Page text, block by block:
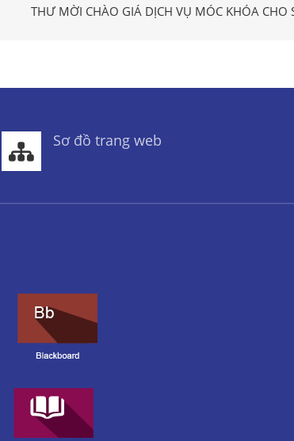
THƯ MỜI CHÀO GIÁ DỊCH VỤ MÓC KHÓA CHO
Sơ đồ trang web